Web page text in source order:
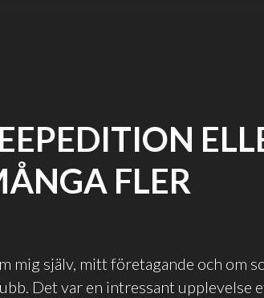
FLER
mig själv, mitt företagande och om
Det var en intressant upplevelse